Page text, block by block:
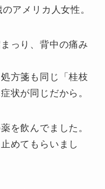
アメリカ人女性。
っり、背中の痛み
処方箋も同じ「桂枝
状が同じだから。
を飲んでました。
めてもらいまし